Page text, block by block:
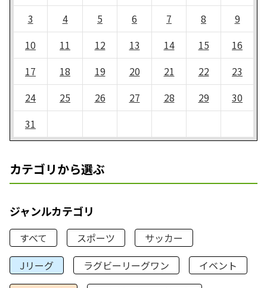
3
4 5 6 7 8
9
10
11 12 13 14 15
16
17
18 19 20 21 22
23
24
25 26 27 28 29
30
31
カテゴリから選ぶ
ジャンルカテゴリ
すべて スポーツ
サッカー
Jリーグ
ラグビーリーグワン
イベント